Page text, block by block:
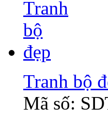
Tranh bộ
Mã số: